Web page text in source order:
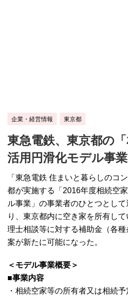
企業・経営情報 東京都
東急電鉄、東京都の
活用円滑化モデル事
「東急電鉄 住まいと暮らしのコ
都が実施する「2016年度相続空
ル事業」の事業者のひとつとし
り、東京都内に空き家を所有し
理士相談等に対する補助金（各
案が新たに可能になった。
＜モデル事業概要＞
■事業内容
・相続空家等の所有者又は相続